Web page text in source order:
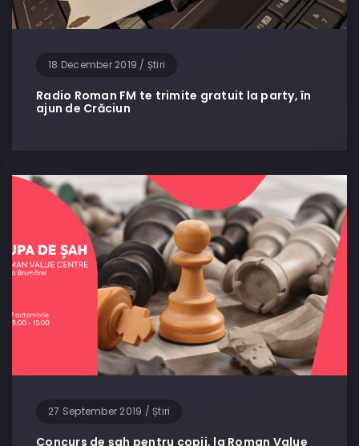
18 December 2019 / Știri
Radio Roman FM te trimite gratuit la party, în
ajun de Crăciun
27 September 2019 / Știri
Concurs de șah pentru copii, la Roman Value